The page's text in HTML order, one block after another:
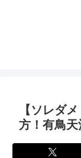
【ソレダ
方！有鳥